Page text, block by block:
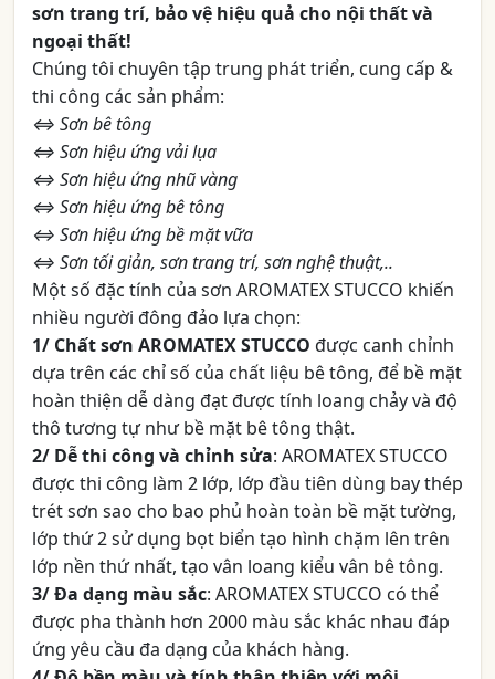
sơn trang trí, bảo vệ hiệu quả cho nội thất và
ngoại thất!
Chúng tôi chuyên tập trung phát triển, cung cấp &
thi công các sản phẩm:
⇔ Sơn bê tông
⇔ Sơn hiệu ứng vải lụa
⇔ Sơn hiệu ứng nhũ vàng
⇔ Sơn hiệu ứng bê tông
⇔ Sơn hiệu ứng bề mặt vữa
⇔ Sơn tối giản, sơn trang trí, sơn nghệ thuật,..
Một số đặc tính của sơn AROMATEX STUCCO khiến
nhiều người đông đảo lựa chọn:
1/ Chất sơn AROMATEX STUCCO được canh chỉnh
dựa trên các chỉ số của chất liệu bê tông, để bề mặt
hoàn thiện dễ dàng đạt được tính loang chảy và độ
thô tương tự như bề mặt bê tông thật.
2/ Dễ thi công và chỉnh sửa: AROMATEX STUCCO
được thi công làm 2 lớp, lớp đầu tiên dùng bay thép
trét sơn sao cho bao phủ hoàn toàn bề mặt tường,
lớp thứ 2 sử dụng bọt biển tạo hình chặm lên trên
lớp nền thứ nhất, tạo vân loang kiểu vân bê tông.
3/ Đa dạng màu sắc: AROMATEX STUCCO có thể
được pha thành hơn 2000 màu sắc khác nhau đáp
ứng yêu cầu đa dạng của khách hàng.